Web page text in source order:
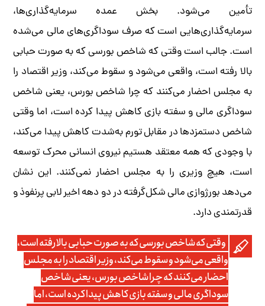
تأمین می‌شود. بخش عمده سرمایه‌گذاری‌ها،
سرمایه‌گذاری‌هایی است که صرف سوداگری‌های مالی می‌شده
است. جالب است وقتی که شاخص بورسی که به ‌صورت حبابی
بالا رفته است، واقعی می‌شود و سقوط می‌کند، وزیر اقتصاد را
به مجلس احضار می‌کنند که چرا شاخص بورس، یعنی شاخص
سوداگری مالی و سفته بازی کاهش پیدا کرده است، اما وقتی
شاخص دستمزدها در مقابل تورم به‌شدت کاهش پیدا می‌کند،
با وجودی که همه معتقد هستیم نیروی انسانی محرک توسعه
است، هیچ وزیری را به مجلس احضار نمی‌کنند. این نشان‌
می‌دهد بورژوازی مالی شکل‌گرفته در دو دهه اخیر لابی پرنفوذ و
قدرتمندی دارد.
وقتی که شاخص بورسی که به ‌صورت حبابی بالا رفته است،
واقعی می‌شود و سقوط می‌کند، وزیر اقتصاد را به مجلس
احضار می‌کنند که چرا شاخص بورس، یعنی شاخص
سوداگری مالی و سفته بازی کاهش پیدا کرده است، اما